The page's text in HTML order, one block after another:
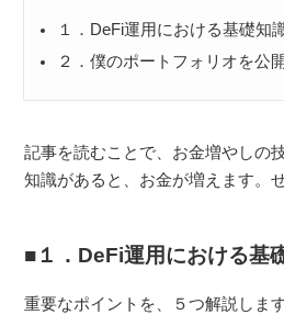
１．DeFi運用における基礎知
２．僕のポートフォリオを公開
記事を読むことで、お金増やしの
知識があると、お金が増えます。
１．DeFi運用における基
重要なポイントを、５つ解説します